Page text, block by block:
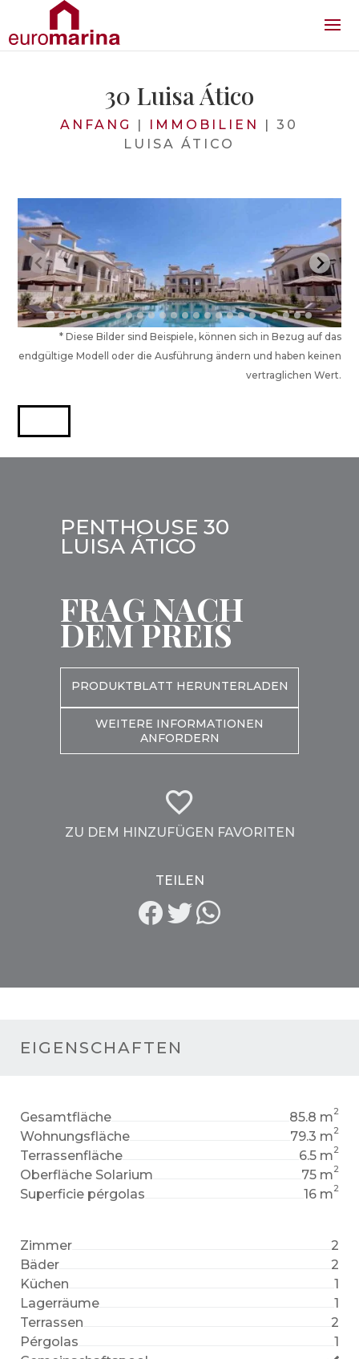
30 Luisa Ático
ANFANG | IMMOBILIEN |30
LUISA ÁTICO
* Diese Bilder sind Beispiele, können sich in Bezug auf das
endgültige Modell oder die Ausführung ändern und haben keinen
vertraglichen Wert.
EIGENSCHAFTEN
Gesamtfläche 85.8 m2
Wohnungsfläche 79.3 m2
Terrassenfläche 6.5 m2
Oberfläche Solarium 75 m2
Superficie pérgolas 16 m2
Zimmer
2
Bäder
2
Küchen
1
Lagerräume
1
Terrassen
2
Pérgolas
1
PENTHOUSE 30
LUISA ÁTICO
FRAG NACH
DEM PREIS
PRODUKTBLATT HERUNTERLADEN
WEITERE INFORMATIONEN
ANFORDERN
ZU DEM HINZUFÜGEN FAVORITEN
TEILEN